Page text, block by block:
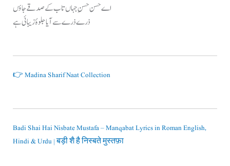
اے حسن حسنِ جہاں تاب کے صدقے جاؤں
ذرے ذرے سے آیا جلوۂ زیبائی ہے
👉 Madina Sharif Naat Collection
Badi Shai Hai Nisbate Mustafa – Manqabat Lyrics in Roman English,
Hindi & Urdu | बड़ी शै है निस्बते मुस्तफ़ा